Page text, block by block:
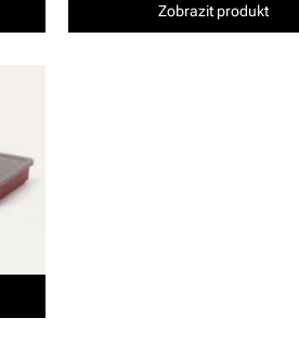
Zobrazit produkt